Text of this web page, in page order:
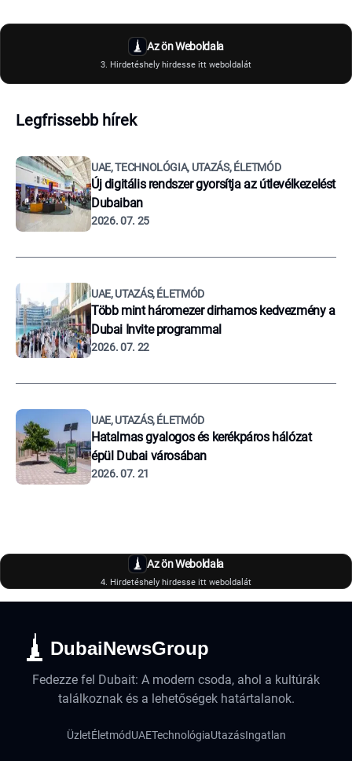
Az ön Weboldala
3. Hirdetéshely hirdesse itt weboldalát
Legfrissebb hírek
UAE, TECHNOLÓGIA, UTAZÁS, ÉLETMÓD
Új digitális rendszer gyorsítja az útlevélkezelést
Dubaiban
2026. 07. 25
UAE, UTAZÁS, ÉLETMÓD
Több mint háromezer dirhamos kedvezmény a
Dubai Invite programmal
2026. 07. 22
UAE, UTAZÁS, ÉLETMÓD
Hatalmas gyalogos és kerékpáros hálózat
épül Dubai városában
2026. 07. 21
Az ön Weboldala
4. Hirdetéshely hirdesse itt weboldalát
DubaiNewsGroup
Fedezze fel Dubait: A modern csoda, ahol a kultúrák
találkoznak és a lehetőségek határtalanok.
ÜzletÉletmódUAETechnológiaUtazásIngatlan